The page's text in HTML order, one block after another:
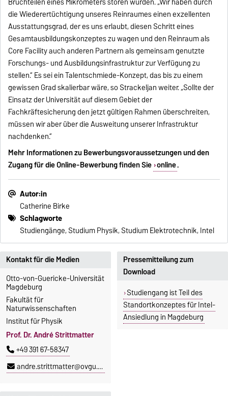
die Wiederertüchtigung unseres Reinraumes einen exzellenten
Ausstattungsgrad, der es uns erlaubt, diesen Schritt eines
Gesamtausbildungskonzeptes zu wagen und den Reinraum als
Core Facility auch anderen Partnern als gemeinsam genutzte
Forschungs- und Ausbildungsinfrastruktur zur Verfügung zu
stellen.“ Es sei ein Talentschmiede-Konzept, das bis zu einem
gewissen Grad skalierbar wäre, so Strackeljan weiter. „Sollte der
Einsatz der Universität auf diesem Gebiet der
Fachkräftesicherung den jetzt gültigen Rahmen überschreiten,
müssen wir aber über die Ausweitung unserer Infrastruktur
nachdenken.“
Mehr Informationen zu Bewerbungsvoraussetzungen und den
Zugang für die Online-Bewerbung finden Sie online.
Autor:in
Catherine Birke
Schlagworte
Studiengänge, Studium Physik, Studium Elektrotechnik, Intel
Kontakt für die Medien
Otto-von-Guericke-Universität
Magdeburg
Fakultät für
Naturwissenschaften
Institut für Physik
Prof. Dr. André Strittmatter
+49 391 67-58347
andre.strittmatter@ovgu.de
Pressemitteilung zum
Download
Studiengang ist Teil des
Standortkonzeptes für Intel-
Ansiedlung in Magdeburg